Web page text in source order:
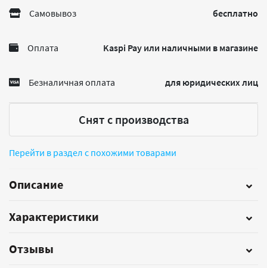
Самовывоз бесплатно
Оплата Kaspi Pay или наличными в магазине
Безналичная оплата для юридических лиц
Снят с производства
Перейти в раздел с похожими товарами
Описание
Характеристики
Отзывы